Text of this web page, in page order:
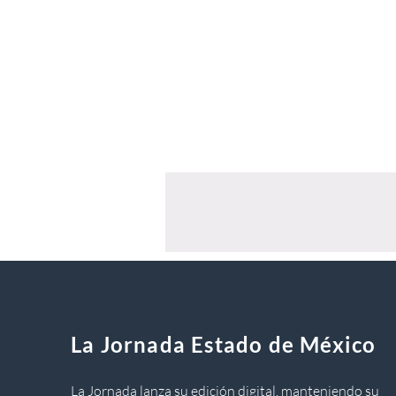
La Jornada Estado de México
La Jornada lanza su edición digital, manteniendo su